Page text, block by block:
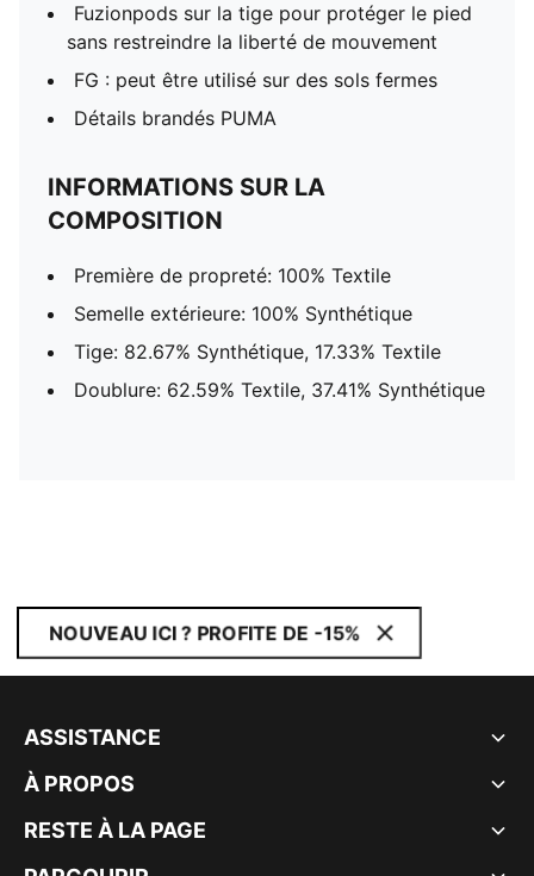
Fuzionpods sur la tige pour protéger le pied
sans restreindre la liberté de mouvement
FG : peut être utilisé sur des sols fermes
Détails brandés PUMA
INFORMATIONS SUR LA
COMPOSITION
Première de propreté: 100% Textile
Semelle extérieure: 100% Synthétique
Tige: 82.67% Synthétique, 17.33% Textile
Doublure: 62.59% Textile, 37.41% Synthétique
NOUVEAU ICI ? PROFITE DE -15%
ASSISTANCE
À PROPOS
RESTE À LA PAGE